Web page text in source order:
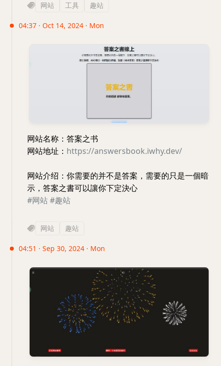
网站 工具 趣站
04:37 · Oct 14, 2024 · Mon
网站名称：答案之书
网站地址： https://answersbook.iwhy.dev/
网站介绍：你需要的并不是答案，需要的只是一個暗
示，答案之書可以讓你下定決心
#网站#趣站
网站 趣站
04:51 · Sep 30, 2024 · Mon